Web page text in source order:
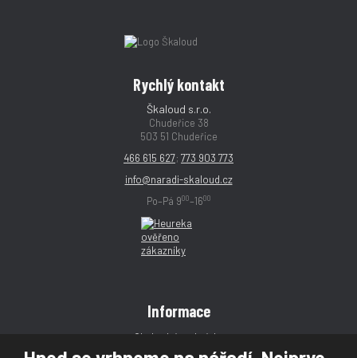
Rychlý kontakt
Škaloud s.r.o.
Chudeřice 38
503 51 Chudeřice
466 615 627; 773 903 773
info@naradi-skaloud.cz
Po–Pá 900–1600
Informace
Obchodní podmínky